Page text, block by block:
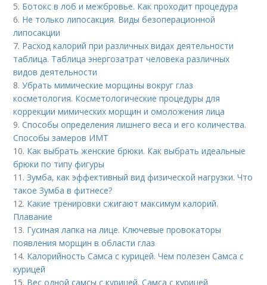
5. Ботокс в лоб и межбровье. Как проходит процедура
6. Не только липосакция. Виды безоперационной
липосакции
7. Расход калорий при различных видах деятельности
таблица. Таблица энергозатрат человека различных
видов деятельности
8.Убрать мимические морщины вокруг глаз
косметология. Косметологические процедуры для
коррекции мимических морщин и омоложения лица
9.Способы определения лишнего веса и его количества.
Способы замеров ИМТ
10. Как выбрать женские брюки. Как выбрать идеальные
брюки по типу фигуры
11.Зумба, как эффективный вид физической нагрузки. Что
такое Зумба в фитнесе?
12. Какие тренировки сжигают максимум калорий.
Плавание
13. Гусиная лапка на лице. Ключевые провокаторы
появления морщин в области глаз
14. Калорийность Самса с курицей. Чем полезен Самса с
курицей
15. Вес одной самсы с курицей. Самса с курицей